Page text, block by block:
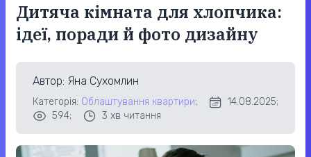
Дитяча кімната для хлопчика:
ідеї, поради й фото дизайну
Автор: Яна Сухомлин
Категорія: Облаштування квартири;
14.08.2025;
594;
3 хв читання